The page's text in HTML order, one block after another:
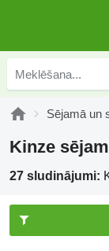
Sējamā un
Kinze
27 sludinājumi: